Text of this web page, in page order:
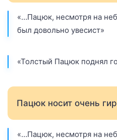
«…Пацюк, несмотря на
был довольно увесист»
«Толстый Пацюк поднял
Пацюк носит очень
«…Пацюк, несмотря на